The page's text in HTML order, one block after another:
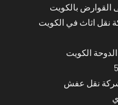
بالكويت
نقل اثاث في الكويت
الكويت
نقل عفش